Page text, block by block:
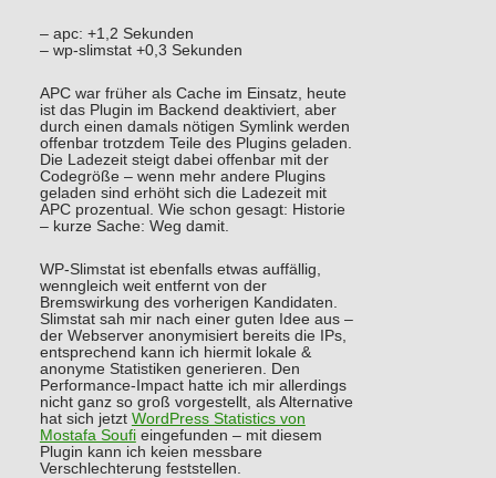
– apc: +1,2 Sekunden
– wp-slimstat +0,3 Sekunden
APC war früher als Cache im Einsatz, heute
ist das Plugin im Backend deaktiviert, aber
durch einen damals nötigen Symlink werden
offenbar trotzdem Teile des Plugins geladen.
Die Ladezeit steigt dabei offenbar mit der
Codegröße – wenn mehr andere Plugins
geladen sind erhöht sich die Ladezeit mit
APC prozentual. Wie schon gesagt: Historie
– kurze Sache: Weg damit.
WP-Slimstat ist ebenfalls etwas auffällig,
wenngleich weit entfernt von der
Bremswirkung des vorherigen Kandidaten.
Slimstat sah mir nach einer guten Idee aus –
der Webserver anonymisiert bereits die IPs,
entsprechend kann ich hiermit lokale &
anonyme Statistiken generieren. Den
Performance-Impact hatte ich mir allerdings
nicht ganz so groß vorgestellt, als Alternative
hat sich jetzt WordPress Statistics von
Mostafa Soufieingefunden – mit diesem
Plugin kann ich keien messbare
Verschlechterung feststellen.